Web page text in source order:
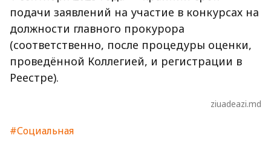
подачи заявлений на участие в конкурсах на
должности главного прокурора
(соответственно, после процедуры оценки,
проведённой Коллегией, и регистрации в
Реестре).
ziuadeazi.md
#Социальная